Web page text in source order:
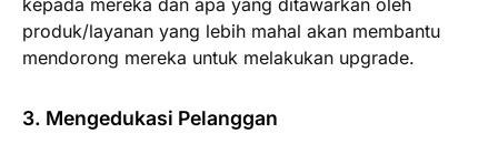
kepada mereka dan apa yang ditawarkan oleh
produk/layanan yang lebih mahal akan membantu
mendorong mereka untuk melakukan upgrade.
3. Mengedukasi Pelanggan